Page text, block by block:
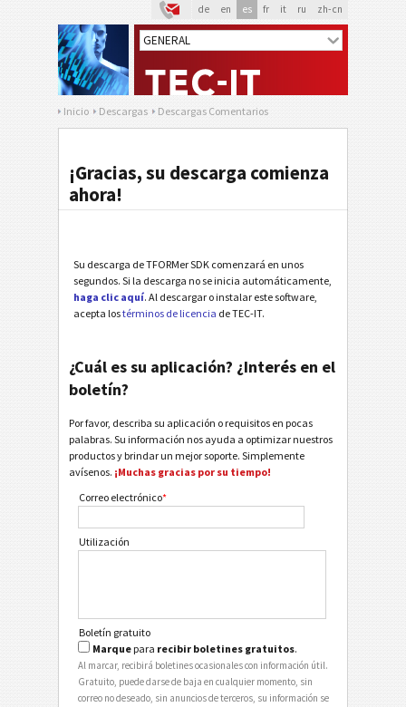
de en es fr it ru zh-cn
Inicio Descargas Descargas Comentarios
¡Gracias, su descarga comienza
ahora!
Su descarga de TFORMer SDK comenzará en unos
segundos. Si la descarga no se inicia automáticamente,
haga clic aquí. Al descargar o instalar este software,
acepta lostérminos de licencia de TEC-IT.
¿Cuál es su aplicación? ¿Interés en el
boletín?
Por favor, describa su aplicación o requisitos en pocas
palabras. Su información nos ayuda a optimizar nuestros
productos y brindar un mejor soporte. Simplemente
avísenos. ¡Muchas gracias por su tiempo!
Correo electrónico*
Utilización
Boletín gratuito
Marque para recibir boletines gratuitos.
Al marcar, recibirá boletines ocasionales con información útil.
Gratuito, puede darse de baja en cualquier momento, sin
correo no deseado, sin anuncios de terceros, su información se